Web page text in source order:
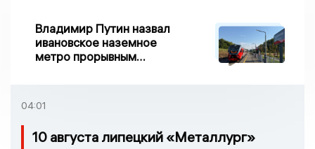
Владимир Путин назвал
ивановское наземное
метро прорывным
04:01
10 августа липецкий «Металлург»